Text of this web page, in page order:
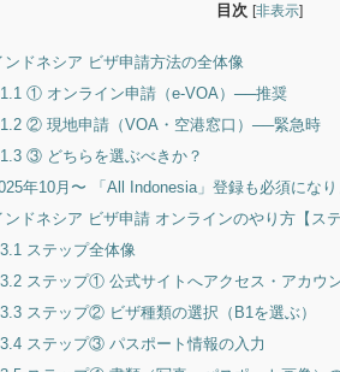
目次 [非表示]
ンドネシア ビザ申請方法の全体像
1.1 ① オンライン申請（e-VOA）──推奨
1.2② 現地申請（VOA・空港窓口）──緊急時
1.3③ どちらを選ぶべきか？
年10月〜 「All Indonesia」登録も必須にな
ンドネシア ビザ申請 オンラインのやり方【ステ
3.1 ステップ全体像
3.2ステップ① 公式サイトへアクセス・アカウ
3.3ステップ② ビザ種類の選択（B1を選ぶ）
3.4ステップ③ パスポート情報の入力